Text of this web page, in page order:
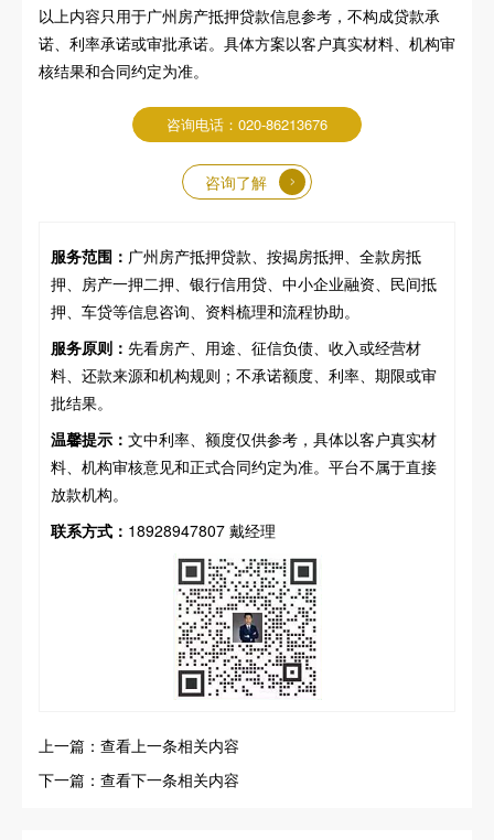
以上内容只用于广州房产抵押贷款信息参考，不构成贷款承
诺、利率承诺或审批承诺。具体方案以客户真实材料、机构审
核结果和合同约定为准。
咨询电话：020-86213676
咨询了解
服务范围： 广州房产抵押贷款、按揭房抵押、全款房抵
押、房产一押二押、银行信用贷、中小企业融资、民间抵
押、车贷等信息咨询、资料梳理和流程协助。
服务原则： 先看房产、用途、征信负债、收入或经营材
料、还款来源和机构规则；不承诺额度、利率、期限或审
批结果。
温馨提示： 文中利率、额度仅供参考，具体以客户真实材
料、机构审核意见和正式合同约定为准。平台不属于直接
放款机构。
联系方式： 18928947807 戴经理
上一篇：查看上一条相关内容
下一篇：查看下一条相关内容